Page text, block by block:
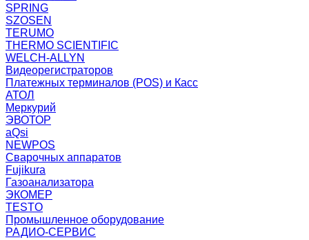
SPRING
SZOSEN
TERUMO
THERMO SCIENTIFIC
WELCH-ALLYN
Видеорегистраторов
Платежных терминалов (POS) и Касс
АТОЛ
Меркурий
ЭВОТОР
aQsi
NEWPOS
Сварочных аппаратов
Fujikura
Газоанализатора
ЭКОМЕР
TESTO
Промышленное оборудование
РАДИО-СЕРВИС